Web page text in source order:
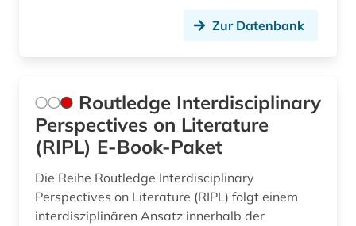
Zur Datenbank
Routledge Interdisciplinary
Perspectives on Literature
(RIPL) E-Book-Paket
Die Reihe Routledge Interdisciplinary
Perspectives on Literature (RIPL) folgt einem
interdisziplinären Ansatz innerhalb der